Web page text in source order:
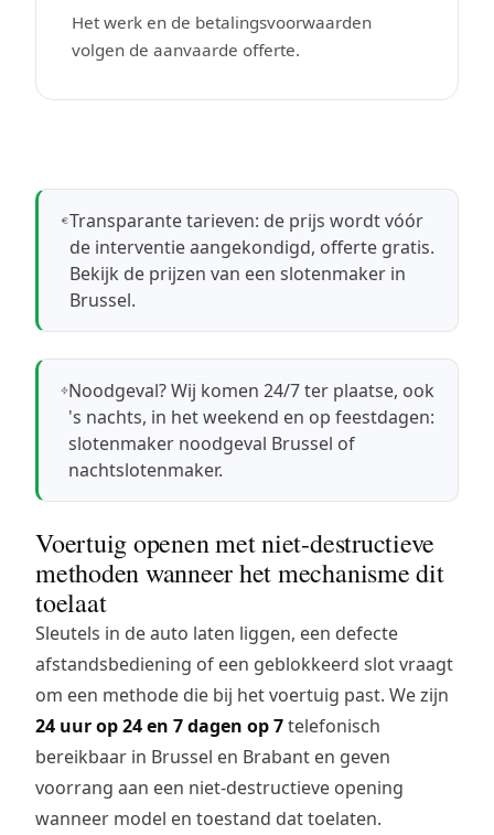
Het werk en de betalingsvoorwaarden
volgen de aanvaarde offerte.
Transparante tarieven: de prijs wordt vóór
de interventie aangekondigd, offerte gratis.
Bekijk de prijzen van een slotenmaker in
Brussel.
Noodgeval? Wij komen 24/7 ter plaatse, ook
's nachts, in het weekend en op feestdagen:
slotenmaker noodgeval Brussel of
nachtslotenmaker.
Voertuig openen met niet-destructieve
methoden wanneer het mechanisme dit
toelaat
Sleutels in de auto laten liggen, een defecte
afstandsbediening of een geblokkeerd slot vraagt
om een methode die bij het voertuig past. We zijn
24 uur op 24 en 7 dagen op 7telefonisch
bereikbaar in Brussel en Brabant en geven
voorrang aan een niet-destructieve opening
wanneer model en toestand dat toelaten.